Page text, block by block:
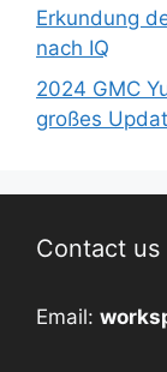
Erkundung
nach IQ
2024 GMC
großes
Contact us
Email: